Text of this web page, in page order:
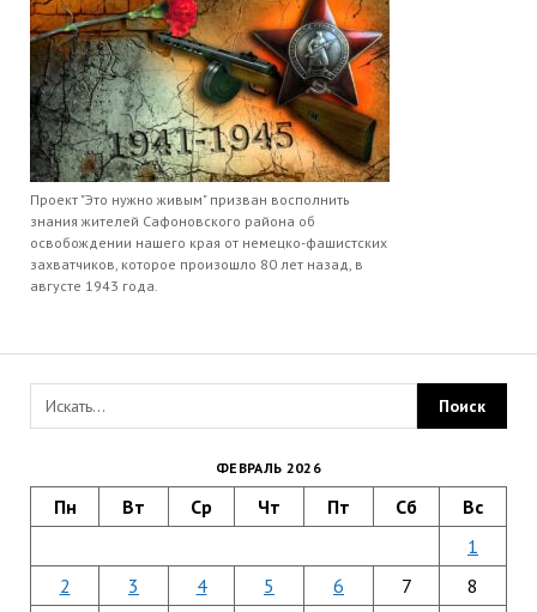
Проект "Это нужно живым" призван восполнить
знания жителей Сафоновского района об
освобождении нашего края от немецко-фашистских
захватчиков, которое произошло 80 лет назад, в
августе 1943 года.
ФЕВРАЛЬ 2026
Пн Вт Ср Чт Пт Сб Вс
1
2
3 4 5 6 7
8